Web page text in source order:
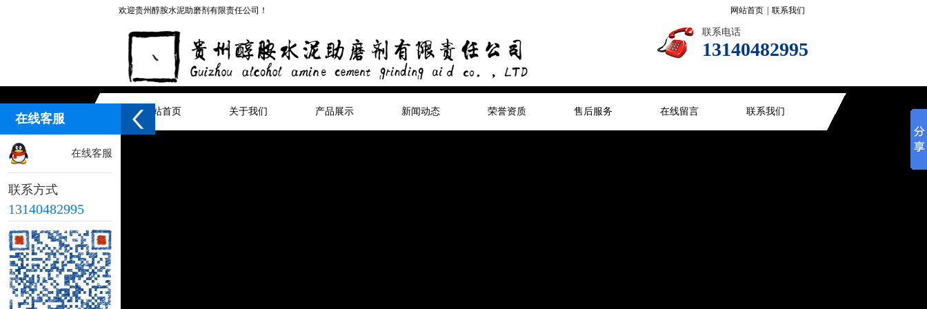
欢迎贵州醇胺水泥助磨剂有限责任公司！ 网站首页 联系我们
联系电话
13140482995
网站首页 关于我们 产品展示 新闻动态 荣誉资质 售后服务 在线留言 联系我们
在线客服
在线客服
联系方式
13140482995